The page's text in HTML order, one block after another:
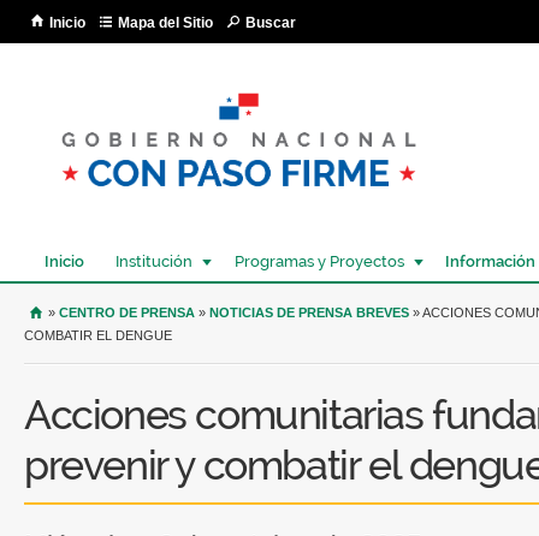
Inicio Mapa del Sitio Buscar
Inicio Institución Programas y Proyectos Información
USTED SE ENCUENTRA AQUÍ
» CENTRO DE PRENSA » NOTICIAS DE PRENSA BREVES » ACCIONES
COMBATIR EL DENGUE
Acciones comunitarias
prevenir y combatir el